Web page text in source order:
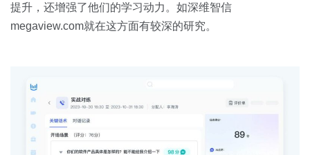
提升，还增强了他们的学习动力。如深维智信
megaview.com就在这方面有较深的研究。